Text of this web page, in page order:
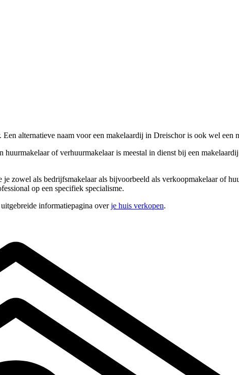
alternatieve naam voor een makelaardij in Dreischor is ook wel een
of verhuurmakelaar is meestal in dienst bij een
zowel als bedrijfsmakelaar als bijvoorbeeld als verkoopmakelaar of
op een specifiek specialisme.
informatiepagina overje huis verkopen.